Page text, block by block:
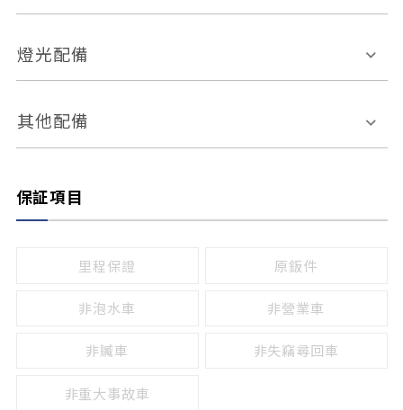
自動停車系統 盲點偵測系統
倒車雷達
無
有
引擎啟閉系統
燈光配備
感應頭燈
頭燈光源
其他配備
保証項目
里程保證 原鈑件
非泡水車 非營業車
非贓車 非失竊尋回車
非重大事故車